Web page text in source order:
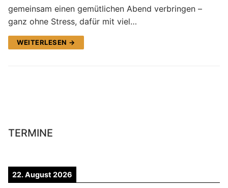
gemeinsam einen gemütlichen Abend verbringen –
ganz ohne Stress, dafür mit viel…
WEITERLESEN →
TERMINE
22. August 2026